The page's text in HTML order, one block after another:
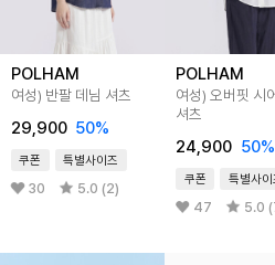
POLHAM
여성) 반팔 데님 셔츠
29,900 50%
쿠폰 특별사이즈
30 5.0 (2)
POLHAM
여성) 오버핏 시
셔츠
24,900 50%
쿠폰 특별사이
47 5.0